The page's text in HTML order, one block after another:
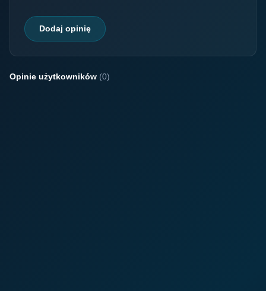
Dodaj opinię
Opinie użytkowników (0)